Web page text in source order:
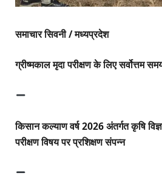
समाचार सिवनी / मध्यप्रदेश
ग्रीष्मकाल मृदा परीक्षण के लिए सर्वोत्तम
किसान कल्याण वर्ष 2026 अंतर्गत कृषि
परीक्षण विषय पर प्रशिक्षण संपन्न